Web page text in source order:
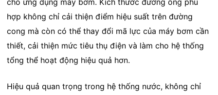
hợp không chỉ cải thiện điểm hiệu suất trên đường
cong mà còn có thể thay đổi mã lực của máy bơm cần
thiết, cải thiện mức tiêu thụ điện và làm cho hệ thống
tổng thể hoạt động hiệu quả hơn.
Hiệu quả quan trọng trong hệ thống nước, không chỉ